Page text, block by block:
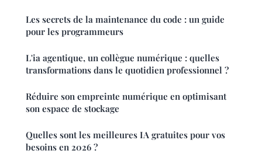
Les secrets de la maintenance du code : un guide
pour les programmeurs
L'ia agentique, un collègue numérique : quelles
transformations dans le quotidien professionnel ?
Réduire son empreinte numérique en optimisant
son espace de stockage
Quelles sont les meilleures IA gratuites pour vos
besoins en 2026 ?